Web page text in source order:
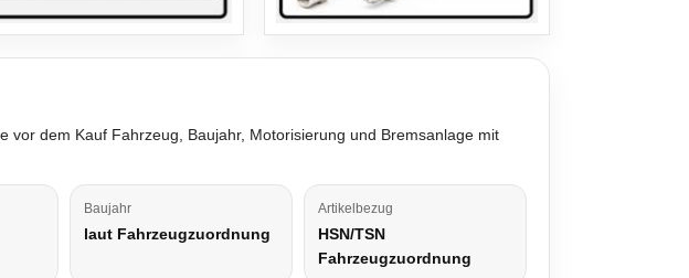
dem Kauf Fahrzeug, Baujahr, Motorisierung und Bremsanlage mit
Baujahr
laut Fahrzeugzuordnung
Artikelbezug
HSN/TSN
Fahrzeugzuordnung